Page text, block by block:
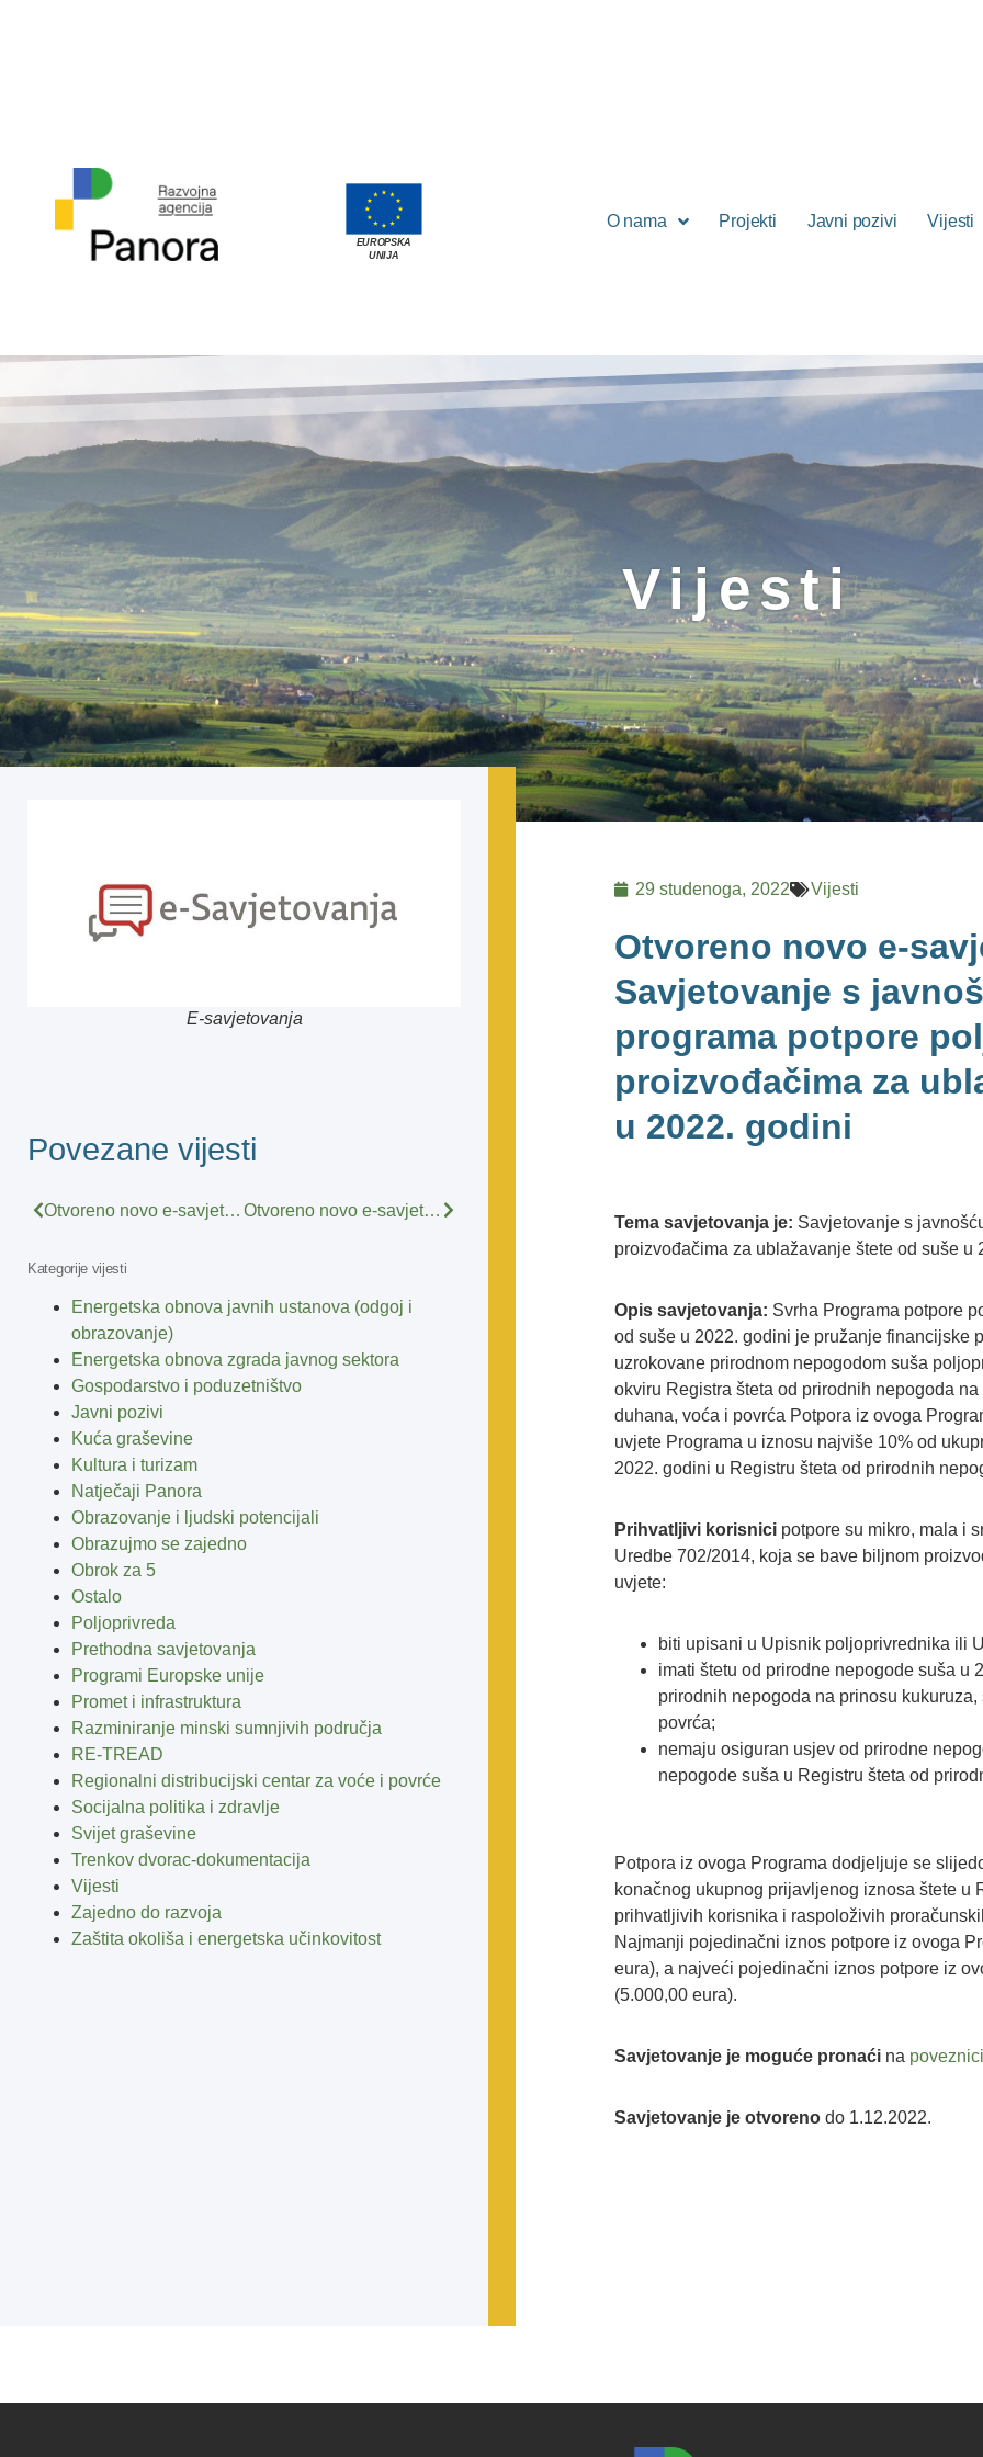
EUROPSKA
UNIJA
O nama Projekti Javni pozivi Vijesti
Vijesti
E-savjetovanja
Povezane vijesti
Otvoreno novo e-savjetovanje – Savjetovanje o Prijedlogu uredbe o izmjenama Uredbe o klasifikaciji radnih mjesta u lokalnoj i područnoj (regionalnoj) samoupravi Otvoreno novo e-savjetovanje – Nacrt prijedloga zakona o izmjenama i dopunama Zakona o fiskalnoj odgovornost
Kategorije vijesti
Energetska obnova javnih ustanova (odgoj i
obrazovanje)
Energetska obnova zgrada javnog sektora
Gospodarstvo i poduzetništvo
Javni pozivi
Kuća graševine
Kultura i turizam
Natječaji Panora
Obrazovanje i ljudski potencijali
Obrazujmo se zajedno
Obrok za 5
Ostalo
Poljoprivreda
Prethodna savjetovanja
Programi Europske unije
Promet i infrastruktura
Razminiranje minski sumnjivih područja
RE-TREAD
Regionalni distribucijski centar za voće i povrće
Socijalna politika i zdravlje
Svijet graševine
Trenkov dvorac-dokumentacija
Vijesti
Zajedno do razvoja
Zaštita okoliša i energetska učinkovitost
29 studenoga, 2022 Vijesti
Otvoreno novo e-
Savjetovanje s
programa potpore
proizvođačima za
u 2022. godini
Tema savjetovanja je: Savjetovanje s
proizvođačima za ublažavanje štete od suše u
Opis savjetovanja: Svrha Programa potpore
od suše u 2022. godini je pružanje financijske
uzrokovane prirodnom nepogodom suša
okviru Registra šteta od prirodnih nepogoda
duhana, voća i povrća Potpora iz ovoga
uvjete Programa u iznosu najviše 10% od
2022. godini u Registru šteta od prirodnih
Prihvatljivi korisnici potpore su mikro, mala i
Uredbe 702/2014, koja se bave biljnom
uvjete:
biti upisani u Upisnik poljoprivrednika ili
imati štetu od prirodne nepogode suša u
prirodnih nepogoda na prinosu
povrća;
nemaju osiguran usjev od prirodne
nepogode suša u Registru šteta od
Potpora iz ovoga Programa dodjeljuje se
konačnog ukupnog prijavljenog iznosa štete u
prihvatljivih korisnika i raspoloživih
Najmanji pojedinačni iznos potpore iz ovoga
eura), a najveći pojedinačni iznos potpore iz
(5.000,00 eura).
Savjetovanje je moguće pronaći na
Savjetovanje je otvoreno do 1.12.2022.